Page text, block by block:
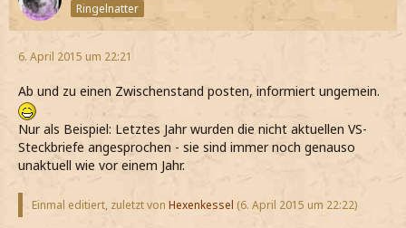
Ringelnatter
6. April 2015 um 22:21
Ab und zu einen Zwischenstand posten, informiert ungemein.
Nur als Beispiel: Letztes Jahr wurden die nicht aktuellen VS-
Steckbriefe angesprochen - sie sind immer noch genauso
unaktuell wie vor einem Jahr.
Einmal editiert, zuletzt von Hexenkessel (6. April 2015 um 22:22)